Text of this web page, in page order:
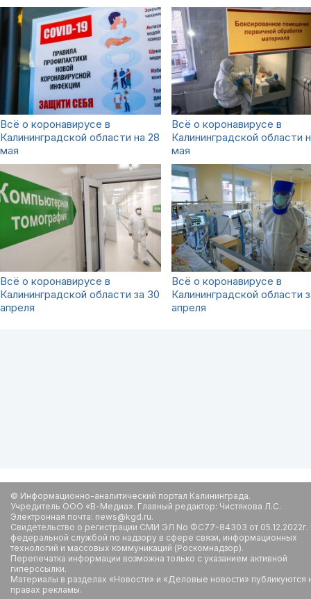
Всё о коронавирусе в
Калининградской области на 28
мая
Всё о коронавирусе в
Калининградской области
мая
Всё о коронавирусе в
Калининградской области за 30
апреля
Всё о коронавирусе в
Калининградской области
апреля
© Информационно-аналитический портал Калининграда.
Учредитель ООО «В-Медиа». Главный редактор: Чистякова Л.С.
Электронная почта: news@kgd.ru.
Свидетельство о регистрации СМИ ЭЛ No ФС77-84303 от
федеральной службой по надзору в сфере связи, информационных
технологий и массовых коммуникаций (Роскомнадзор).
Перепечатка информации возможна только с указанием активной
гиперссылки.
Материалы в разделах «Новости» и «Деловые новости» публикуются
правах рекламы.